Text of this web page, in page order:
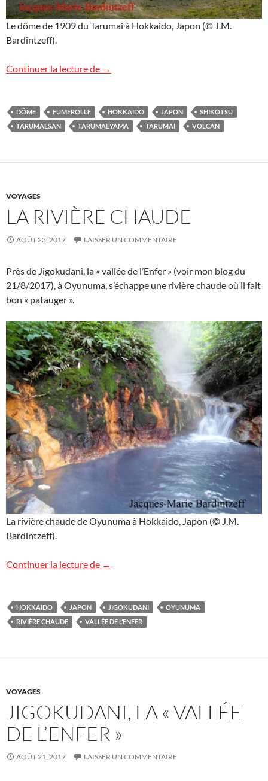
Le dôme de 1909 du Tarumai à Hokkaido, Japon (© J.M.
Bardintzeff).
Continuer la lecture de Le dôme du Tarumai
→
DÔME FUMEROLLE HOKKAIDO JAPON
SHIKOTSU
TARUMAESAN
TARUMAEYAMA TARUMAI VOLCAN
VOYAGES
LA RIVIÈRE CHAUDE
AOÛT 23, 2017 LAISSER UN COMMENTAIRE
Près de Jigokudani, la « vallée de l’Enfer » (voir mon blog du
21/8/2017), à Oyunuma, s’échappe une rivière chaude où il fait
bon « patauger ».
La rivière chaude de Oyunuma à Hokkaido, Japon (© J.M.
Bardintzeff).
Continuer la lecture de La rivière chaude
→
HOKKAIDO JAPON JIGOKUDANI
OYUNUMA
RIVIÈRE CHAUDE
VALLÉE DE L’ENFER
VOYAGES
JIGOKUDANI, LA « VALLÉE
DE L’ENFER »
AOÛT 21, 2017 LAISSER UN COMMENTAIRE